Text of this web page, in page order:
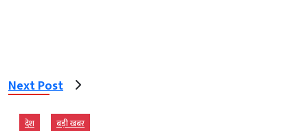
Next Post
देश बड़ी खबर